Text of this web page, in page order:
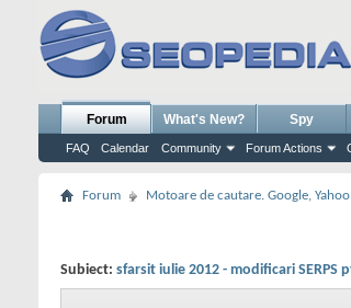
Forum
FAQ Calendar Community Forum Actions
What's New? Spy
Forum Motoare de cautare. Google,
Subiect: sfarsit iulie 2012 - modificari